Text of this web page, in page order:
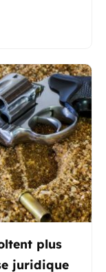
plus
juridique